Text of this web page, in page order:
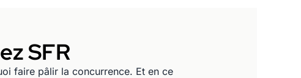
SFR
faire pâlir la concurrence. Et en ce